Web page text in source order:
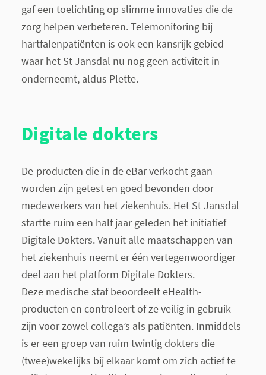
gaf een toelichting op slimme innovaties die de
zorg helpen verbeteren. Telemonitoring bij
hartfalenpatiënten is ook een kansrijk gebied
waar het St Jansdal nu nog geen activiteit in
onderneemt, aldus Plette.
Digitale dokters
De producten die in de eBar verkocht gaan
worden zijn getest en goed bevonden door
medewerkers van het ziekenhuis. Het St Jansdal
startte ruim een half jaar geleden het initiatief
Digitale Dokters. Vanuit alle maatschappen van
het ziekenhuis neemt er één vertegenwoordiger
deel aan het platform Digitale Dokters.
Deze medische staf beoordeelt eHealth-
producten en controleert of ze veilig in gebruik
zijn voor zowel collega’s als patiënten. Inmiddels
is er een groep van ruim twintig dokters die
(twee)wekelijks bij elkaar komt om zich actief te